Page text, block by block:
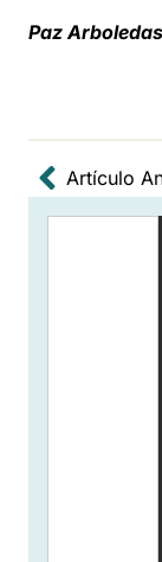
Paz Arboledas
Artículo